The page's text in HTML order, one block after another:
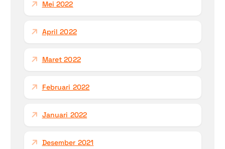
Mei 2022
April 2022
Maret 2022
Februari 2022
Januari 2022
Desember 2021